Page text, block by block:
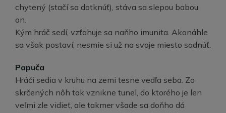
chytený (stačí sa dotknúť), stáva sa slepou babou
on.
Kým hráč sedí, vzťahuje sa naňho imunita. Akonáhle
sa však postaví, nesmie si už na svoje miesto sadnúť.
Papuča
Hráči sedia v kruhu na zemi tesne vedľa seba. Zo
skrčených nôh tak vznikne tunel, do ktorého je len
veľmi zle vidieť, ale takmer všade sa doňho dá